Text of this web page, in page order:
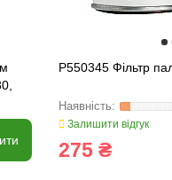
P550345 Фільтр
Залишити відгук
275 ₴